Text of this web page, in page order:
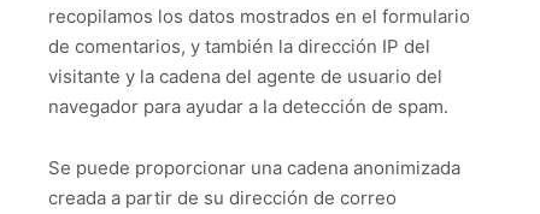
recopilamos los datos mostrados en el formulario
de comentarios, y también la dirección IP del
visitante y la cadena del agente de usuario del
navegador para ayudar a la detección de spam.
Se puede proporcionar una cadena anonimizada
creada a partir de su dirección de correo